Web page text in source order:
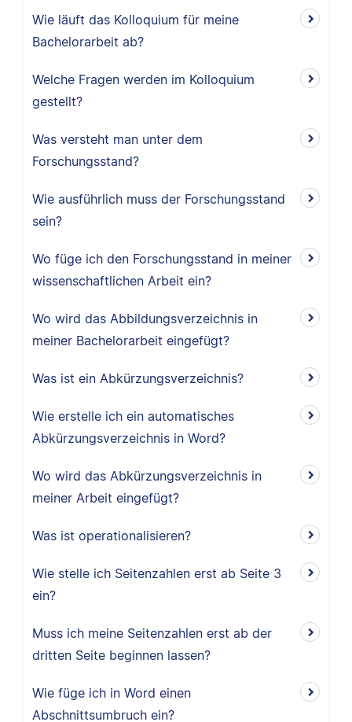
Wie läuft das Kolloquium für meine
Bachelorarbeit ab?
Welche Fragen werden im Kolloquium
gestellt?
Was versteht man unter dem
Forschungsstand?
Wie ausführlich muss der Forschungsstand
sein?
Wo füge ich den Forschungsstand in meiner
wissenschaftlichen Arbeit ein?
Wo wird das Abbildungsverzeichnis in
meiner Bachelorarbeit eingefügt?
Was ist ein Abkürzungsverzeichnis?
Wie erstelle ich ein automatisches
Abkürzungsverzeichnis in Word?
Wo wird das Abkürzungsverzeichnis in
meiner Arbeit eingefügt?
Was ist operationalisieren?
Wie stelle ich Seitenzahlen erst ab Seite 3
ein?
Muss ich meine Seitenzahlen erst ab der
dritten Seite beginnen lassen?
Wie füge ich in Word einen
Abschnittsumbruch ein?